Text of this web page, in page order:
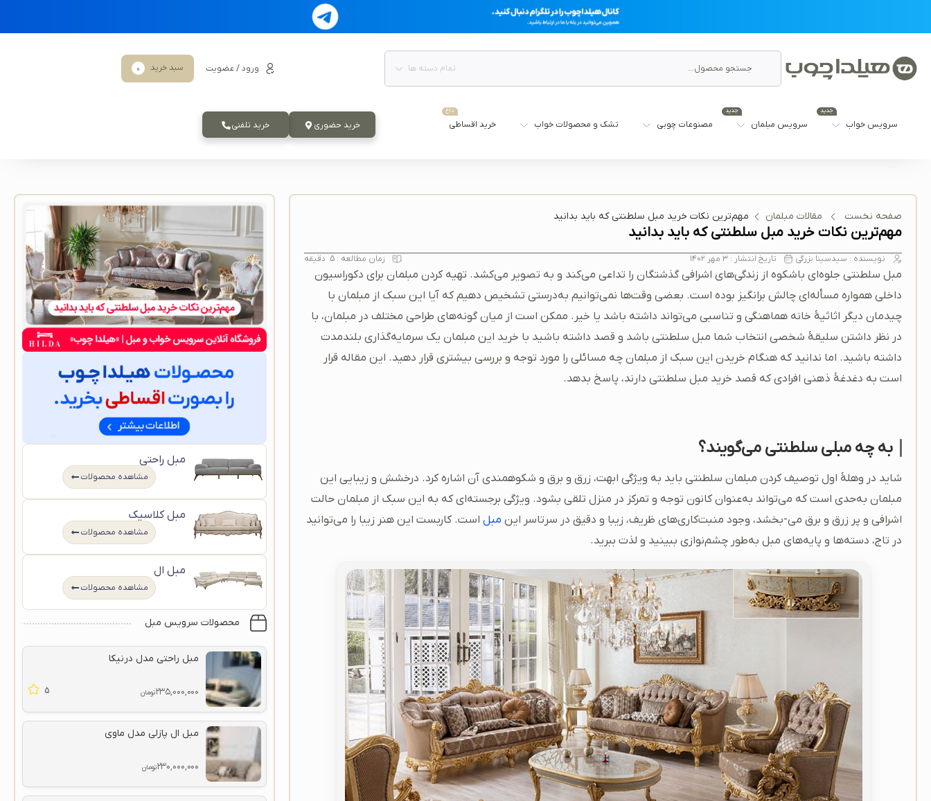
تمام دسته ها ورود / عضویت سبد خرید 0
سرویس خواب
جدید
سرویس مبلمان
جدید
مصنوعات چوبی تشک و محصولات خواب خرید اقساطی
داغ
خرید حضوری خرید تلفنی
صفحه نخست مقالات مبلمان مهم‌ترین نکات خرید مبل سلطنتی که باید بدانید
مهم‌ترین نکات خرید مبل سلطنتی که باید بدانید
زمان مطالعه : 5 دقیقه تاریخ انتشار : ۳ مهر ۱۴۰۲ نویسنده : سیدسینا بزرگی
مبل سلطنتی جلوه‌ای باشکوه از زندگی‌های اشرافی گذشتگان را تداعی می‌کند و به تصویر می‌کشد. تهیه کردن مبلمان برای دکوراسیون
داخلی همواره مسأله‌ای چالش برانگیز بوده است. بعضی وقت‌ها نمی‌توانیم به‌درستی تشخیص دهیم که آیا این سبک از مبلمان با
چیدمان دیگر اثاثیۀ خانه هماهنگی و تناسبی می‌تواند داشته باشد یا خیر. ممکن است از میان گونه‌های طراحی مختلف در مبلمان، با
در نظر داشتن سلیقۀ شخصی انتخاب شما مبل سلطنتی باشد و قصد داشته باشید با خرید این مبلمان یک سرمایه‌گذاری بلندمدت
داشته باشید. اما ندانید که هنگام خریدن این سبک از مبلمان چه مسائلی را مورد توجه و بررسی بیشتری قرار دهید. این مقاله قرار
است به دغدغۀ ذهنی افرادی که قصد خرید مبل سلطنتی دارند، پاسخ بدهد.
به چه مبلی سلطنتی می‌گویند؟
شاید در وهلۀ اول توصیف کردن مبلمان سلطنتی باید به ویژگی ابهت، زرق و برق و شکوهمندی آن اشاره کرد. درخشش و زیبایی این
مبلمان به‌حدی است که می‌تواند به‌عنوان کانون توجه و تمرکز در منزل تلقی بشود. ویژگی برجسته‌ای که به این سبک از مبلمان حالت
اشرافی و پر زرق و برق می‌-بخشد، وجود منبت‌کاری‌های ظریف، زیبا و دقیق در سرتاسر این مبل است. کاربست این هنر زیبا را می‌توانید
در تاج، دسته‌ها و پایه‌های مبل به‌طور چشم‌نوازی ببینید و لذت ببرید.
مبل راحتی
مشاهده محصولات
مبل کلاسیک
مشاهده محصولات
مبل ال
مشاهده محصولات
محصولات سرویس مبل
مبل راحتی مدل درنیکا
۲۳۵,۰۰۰,۰۰۰تومان 5
مبل ال پازلی مدل ماوی
۲۳۰,۰۰۰,۰۰۰تومان